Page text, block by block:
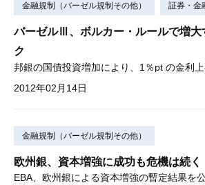
金融規制（バーゼル規制その他） 証券・金
バーゼルⅢ、ボルカー・ルールで増大
ク
2012年02月14日
金融規制（バーゼル規制その他）
欧州銀、資本増強に成功も危機は続く
EBA、欧州銀による資本増強の暫定結果を